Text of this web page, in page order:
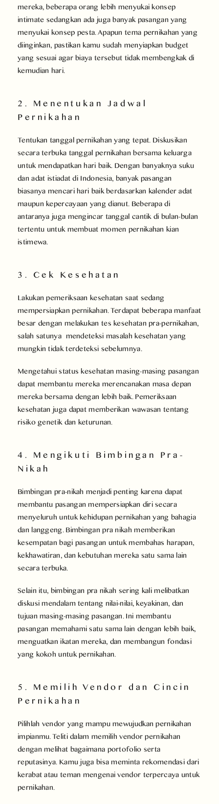
mereka, beberapa orang lebih menyukai konsep
intimate sedangkan ada juga banyak pasangan yang
menyukai konsep pesta. Apapun tema pernikahan yang
diinginkan, pastikan kamu sudah menyiapkan budget
yang sesuai agar biaya tersebut tidak membengkak di
kemudian hari.
2. Menentukan Jadwal
Pernikahan
Tentukan tanggal pernikahan yang tepat. Diskusikan
secara terbuka tanggal pernikahan bersama keluarga
untuk mendapatkan hari baik. Dengan banyaknya suku
dan adat istiadat di Indonesia, banyak pasangan
biasanya mencari hari baik berdasarkan kalender adat
maupun kepercayaan yang dianut. Beberapa di
antaranya juga mengincar tanggal cantik di bulan-bulan
tertentu untuk membuat momen pernikahan kian
istimewa.
3. Cek Kesehatan
Lakukan pemeriksaan kesehatan saat sedang
mempersiapkan pernikahan. Terdapat beberapa manfaat
besar dengan melakukan tes kesehatan pra-pernikahan,
salah satunya mendeteksi masalah kesehatan yang
mungkin tidak terdeteksi sebelumnya.
Mengetahui status kesehatan masing-masing pasangan
dapat membantu mereka merencanakan masa depan
mereka bersama dengan lebih baik. Pemeriksaan
kesehatan juga dapat memberikan wawasan tentang
risiko genetik dan keturunan.
4. Mengikuti Bimbingan Pra-
Nikah
Bimbingan pra-nikah menjadi penting karena dapat
membantu pasangan mempersiapkan diri secara
menyeluruh untuk kehidupan pernikahan yang bahagia
dan langgeng. Bimbingan pra nikah memberikan
kesempatan bagi pasangan untuk membahas harapan,
kekhawatiran, dan kebutuhan mereka satu sama lain
secara terbuka.
Selain itu, bimbingan pra nikah sering kali melibatkan
diskusi mendalam tentang nilai-nilai, keyakinan, dan
tujuan masing-masing pasangan. Ini membantu
pasangan memahami satu sama lain dengan lebih baik,
menguatkan ikatan mereka, dan membangun fondasi
yang kokoh untuk pernikahan.
5. Memilih Vendor dan Cincin
Pernikahan
Pilihlah vendor yang mampu mewujudkan pernikahan
impianmu. Teliti dalam memilih vendor pernikahan
dengan melihat bagaimana portofolio serta
reputasinya. Kamu juga bisa meminta rekomendasi dari
kerabat atau teman mengenai vendor terpercaya untuk
pernikahan.